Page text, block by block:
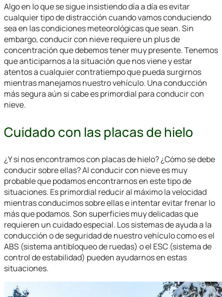
Algo en lo que se sigue insistiendo día a día es evitar
cualquier tipo de distracción cuando vamos conduciendo
sea en las condiciones meteorológicas que sean. Sin
embargo,conducir con nieverequiere un plus de
concentración que debemos tener muy presente. Tenemos
que anticiparnos a la situación que nos viene y estar
atentos a cualquier contratiempo que pueda surgirnos
mientras manejamos nuestro vehículo. Una conducción
más segura aún si cabe es primordial paraconducir con
nieve.
Cuidado con las placas de hielo
¿Y si nos encontramos con placas de hielo? ¿Cómo se debe
conducir sobre ellas? Alconducir con nievees muy
probable que podamos encontrarnos en este tipo de
situaciones. Es primordial reducir al máximo la velocidad
mientras conducimos sobre ellas e intentar evitar frenar lo
más que podamos. Son superficies muy delicadas que
requieren un cuidado especial. Los sistemas de ayuda a la
conducción o de seguridad de nuestro vehículo como es el
ABS (sistema antibloqueo de ruedas) o el ESC (sistema de
control de estabilidad) pueden ayudarnos en estas
situaciones.